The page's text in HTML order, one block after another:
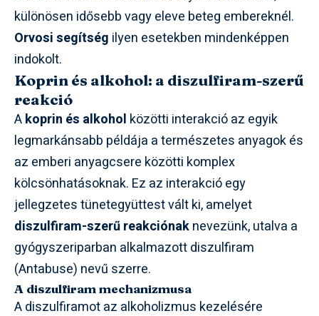
különösen idősebb vagy eleve beteg embereknél.
Orvosi segítség ilyen esetekben mindenképpen
indokolt.
Koprin és alkohol: a diszulfiram-szerű
reakció
Akoprin és alkohol közötti interakció az egyik
legmarkánsabb példája a természetes anyagok és
az emberi anyagcsere közötti komplex
kölcsönhatásoknak. Ez az interakció egy
jellegzetes tünetegyüttest vált ki, amelyet
diszulfiram-szerű reakciónaknevezünk, utalva a
gyógyszeriparban alkalmazott diszulfiram
(Antabuse) nevű szerre.
A diszulfiram mechanizmusa
A diszulfiramot az alkoholizmus kezelésére